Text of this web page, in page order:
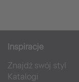
Inspiracje
Znajdź swój styl
Katalogi